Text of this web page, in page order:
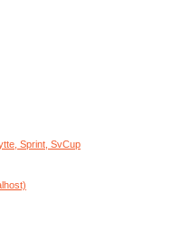
Sprint, SvCup